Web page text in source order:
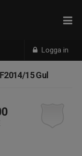
Logga in
15 Gul